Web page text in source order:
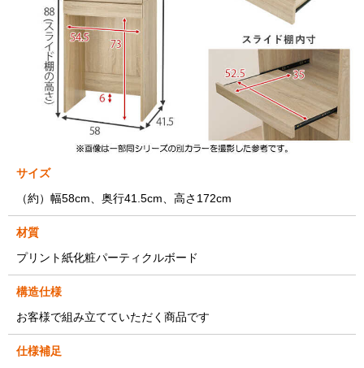
サイズ
（約）幅58cm、奥行41.5cm、高さ172cm
材質
プリント紙化粧パーティクルボード
構造仕様
お客様で組み立てていただく商品です
仕様補足